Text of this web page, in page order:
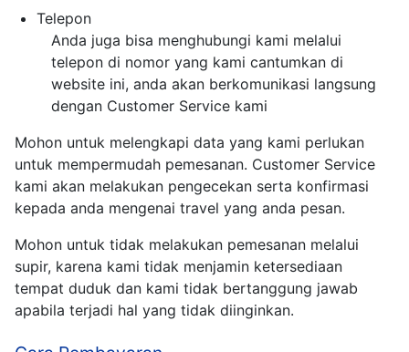
Telepon
Anda juga bisa menghubungi kami melalui
telepon di nomor yang kami cantumkan di
website ini, anda akan berkomunikasi langsung
dengan Customer Service kami
Mohon untuk melengkapi data yang kami perlukan
untuk mempermudah pemesanan. Customer Service
kami akan melakukan pengecekan serta konfirmasi
kepada anda mengenai travel yang anda pesan.
Mohon untuk tidak melakukan pemesanan melalui
supir, karena kami tidak menjamin ketersediaan
tempat duduk dan kami tidak bertanggung jawab
apabila terjadi hal yang tidak diinginkan.